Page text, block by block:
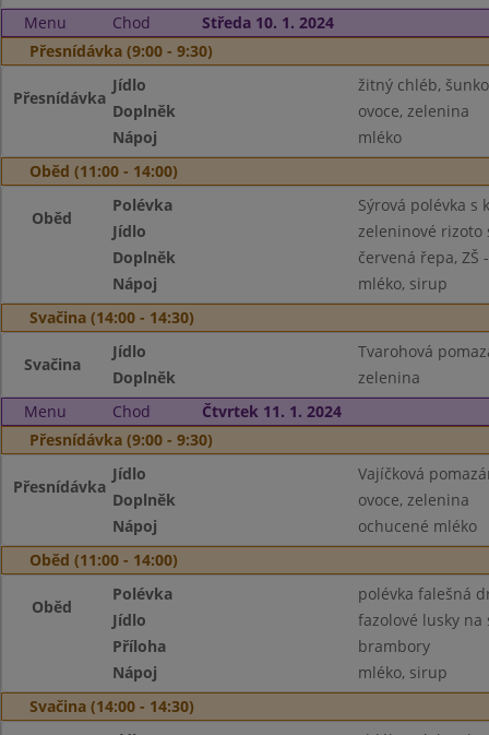
Menu
Chod
Středa 10. 1. 2024
Přesnídávka (9:00 - 9:30)
Přesnídávka
Jídlo
žitný chléb,
Doplněk
ovoce, zelenina
Nápoj
mléko
Oběd (11:00 - 14:00)
Oběd
Polévka
Sýrová polévka s
Jídlo
zeleninové rizoto
Doplněk
červená řepa, ZŠ
Nápoj
mléko, sirup
Svačina (14:00 - 14:30)
Svačina
Jídlo
Tvarohová
Doplněk
zelenina
Menu
Chod
Čtvrtek 11. 1. 2024
Přesnídávka (9:00 - 9:30)
Přesnídávka
Jídlo
Vajíčková
Doplněk
ovoce, zelenina
Nápoj
ochucené mléko
Oběd (11:00 - 14:00)
Oběd
Polévka
polévka falešná
Jídlo
fazolové lusky na
Příloha
brambory
Nápoj
mléko, sirup
Svačina (14:00 - 14:30)